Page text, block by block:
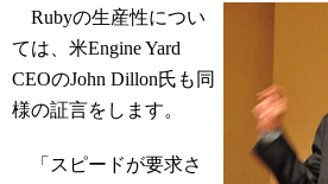
Rubyの生産性につい
ては、米Engine Yard
CEOのJohn Dillon氏も同
様の証言をします。
「スピードが要求さ